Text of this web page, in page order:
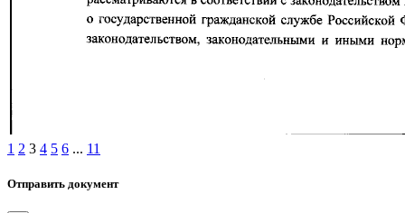
1 2 3 4 5 6 ... 11
Отправить документ